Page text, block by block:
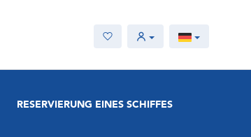
RESERVIERUNG EINES SCHIFFES